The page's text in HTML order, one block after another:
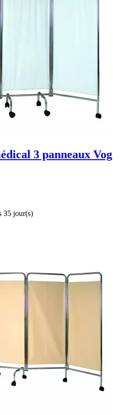
3 panneaux Vog
35 jour(s)